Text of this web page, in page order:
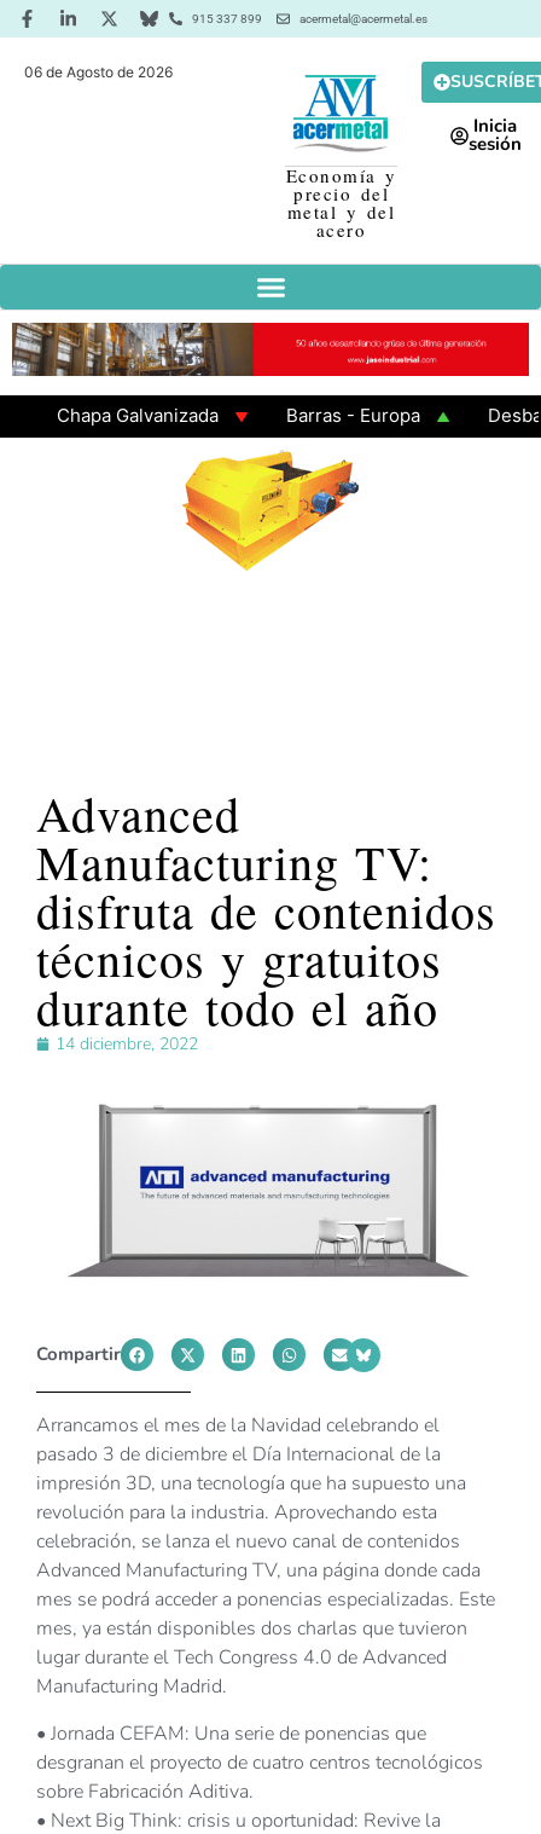
915 337 899 acermetal@acermetal.es
06 de Agosto de 2026
Economía y
precio del
metal y del
acero
Inicia
sesión
Chapa Galvanizada Barras - Europa
GAMA 3 - Cuadrados 200x200x8
Advanced
Manufacturing TV:
disfruta de contenidos
técnicos y gratuitos
durante todo el año
14 diciembre, 2022
Compartir
Arrancamos el mes de la Navidad celebrando el
pasado 3 de diciembre el Día Internacional de la
impresión 3D, una tecnología que ha supuesto una
revolución para la industria. Aprovechando esta
celebración, se lanza el nuevo canal de contenidos
Advanced Manufacturing TV, una página donde cada
mes se podrá acceder a ponencias especializadas. Este
mes, ya están disponibles dos charlas que tuvieron
lugar durante el Tech Congress 4.0 de Advanced
Manufacturing Madrid.
• Jornada CEFAM: Una serie de ponencias que
desgranan el proyecto de cuatro centros tecnológicos
sobre Fabricación Aditiva.
• Next Big Think: crisis u oportunidad: Revive la